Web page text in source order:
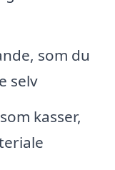
som du
selv
kasser,